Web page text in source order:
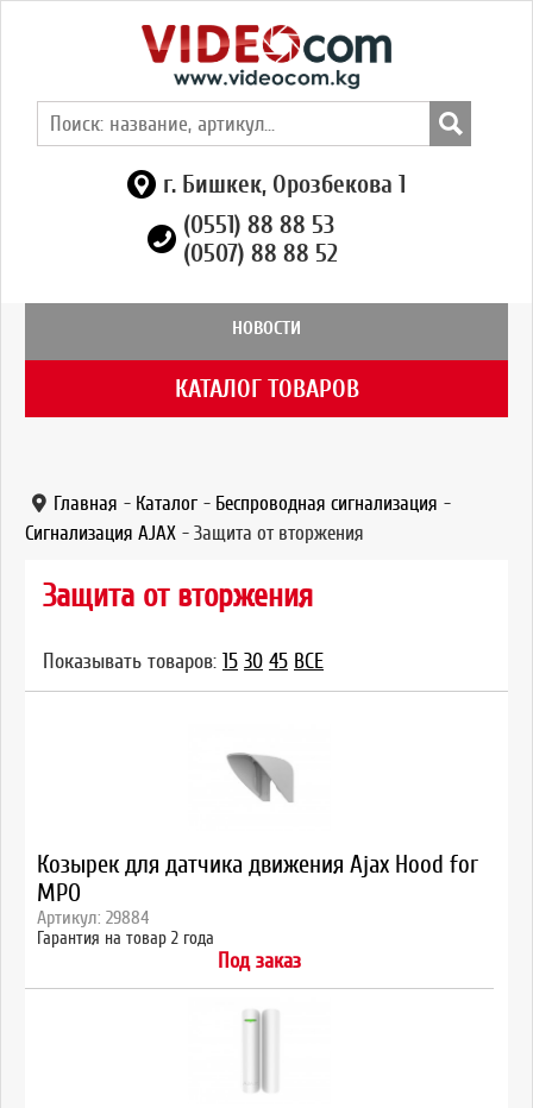
г. Бишкек, Орозбекова 1
(0551) 88 88 53
(0507) 88 88 52
НОВОСТИ
КАТАЛОГ ТОВАРОВ
Главная - Каталог - Беспроводная сигнализация -
Сигнализация AJAX - Защита от вторжения
Защита от вторжения
Показывать товаров: 15 30 45 ВСЕ
Козырек для датчика движения Ajax Hood for
MPO
Артикул: 29884
Гарантия на товар 2 года
Под заказ